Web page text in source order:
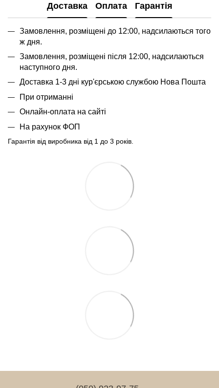
Доставка Оплата Гарантія
Замовлення, розміщені до 12:00, надсилаються того
ж дня.
Замовлення, розміщені після 12:00, надсилаються
наступного дня.
Доставка 1-3 дні кур'єрською службою Нова Пошта
При отриманні
Онлайн-оплата на сайті
На рахунок ФОП
Гарантія від виробника від 1 до 3 років.